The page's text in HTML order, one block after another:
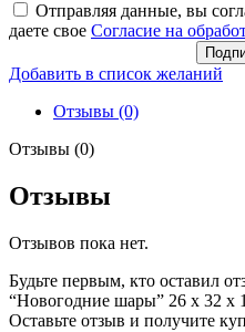
Отправляя данные, вы
даете свое Согласие на
Добавить в список желаний
Отзывы (0)
Отзывы (0)
Отзывы
Отзывов пока нет.
Будьте первым, кто оставил
“Новогодние шары” 26 х 32 х
Оставьте отзыв и получите